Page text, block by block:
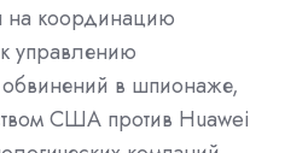
на координацию
управлению
в шпионаже,
США против Huawei